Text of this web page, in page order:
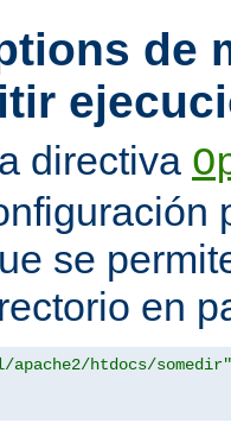
de
directiva
se
en
htdocs/somedir"